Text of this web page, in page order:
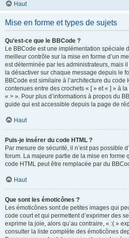
Haut
Mise en forme et types de sujets
Qu’est-ce que le BBCode ?
Le BBCode est une implémentation spéciale
meilleur contrôle sur la mise en forme d’un
est déterminée par les administrateurs, mais
la désactiver sur chaque message depuis le
BBCode est similaire à l’architecture du code
contenues entre des crochets « [ » et « ] » à
« > ». Pour plus d’informations à propos du
guide qui est accessible depuis la page de
Haut
Puis-je insérer du code HTML ?
Par mesure de sécurité, il n’est pas possible
forum. La majeure partie de la mise en forme
code HTML peut être remplacée par du
Haut
Que sont les émoticônes ?
Les émoticônes sont de petites images qui
code court et qui permettent d’exprimer des
exprime la joie, alors qu’au contraire, « :( »
consulter la liste complète des émoticônes